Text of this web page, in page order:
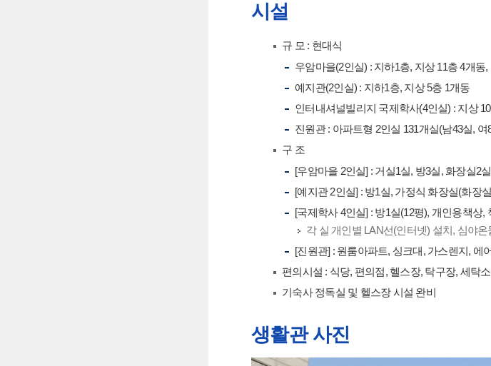
시설
규 모 : 현대식
우암마을(2인실) : 지하1층, 지상 11층 4개동
예지관(2인실) : 지하1층, 지상 5층 1개동
인터내셔널빌리지 국제학사(4인실) : 지상
진원관 : 아파트형 2인실 131개실(남43실, 여
구 조
[우암마을 2인실] : 거실1실, 방3실, 화장실2
[예지관 2인실] : 방1실, 가정식 화장실(화장
[국제학사 4인실] : 방1실(12평), 개인용책상
각 실 개인별 LAN선(인터넷) 설치, 심야온
[진원관] : 원룸아파트, 싱크대, 가스렌지, 에
편의시설 : 식당, 편의점, 헬스장, 탁구장, 세탁
기숙사 정독실 및 헬스장 시설 완비
생활관 사진